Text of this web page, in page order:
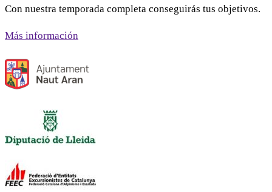
Con nuestra temporada completa conseguirás tus objetivos.
Más información